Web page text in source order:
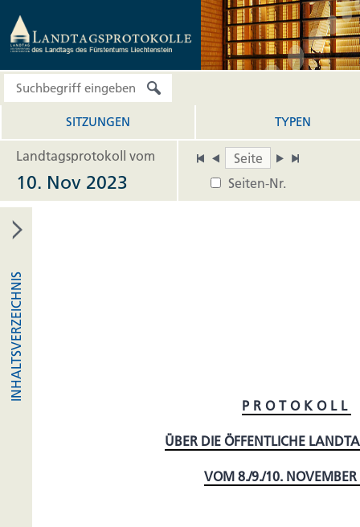
SITZUNGEN TYPEN
Landtagsprotokoll vom
Seiten-Nr.
10. Nov 2023
INHALTSVERZEICHNIS
PROTOKOLL
ÜBER DIE ÖFFENTLICHE
VOM 8./9./10.